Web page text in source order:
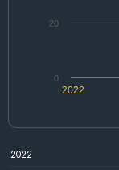
2022
0
20
2022